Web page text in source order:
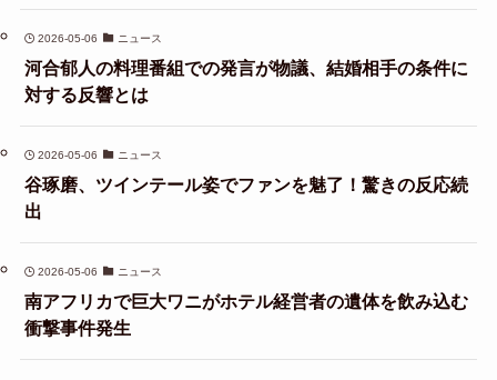
2026-05-06 ニュース
河合郁人の料理番組での発言が物議、結婚相手の条件に
対する反響とは
2026-05-06 ニュース
谷琢磨、ツインテール姿でファンを魅了！驚きの反応続
出
2026-05-06 ニュース
南アフリカで巨大ワニがホテル経営者の遺体を飲み込む
衝撃事件発生